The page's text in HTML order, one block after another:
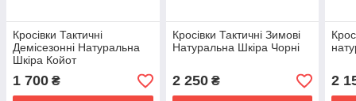
Кросівки Тактичні
Демісезонні Натуральна
Шкіра Койот
1 700 ₴
Кросівки Тактичні Зимові
Натуральна Шкіра Чорні
2 250₴ 2